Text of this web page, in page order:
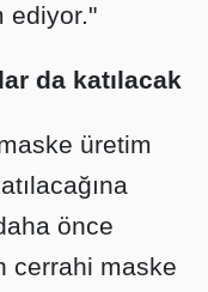
ediyor."
da katılacak
üretim
önce
cerrahi maske